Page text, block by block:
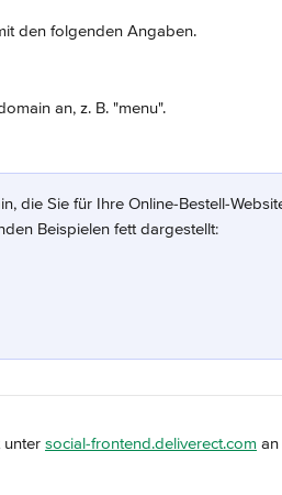
den folgenden Angaben.
an, z. B. "menu".
die Sie für Ihre Online-Bestell-
Beispielen fett dargestellt:
unter social-frontend.deliverect.com